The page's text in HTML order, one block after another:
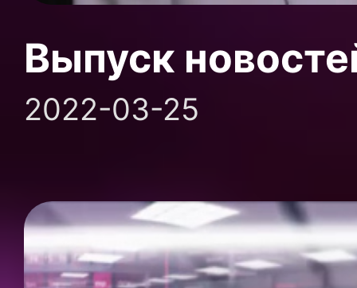
Выпуск
2022-03-25